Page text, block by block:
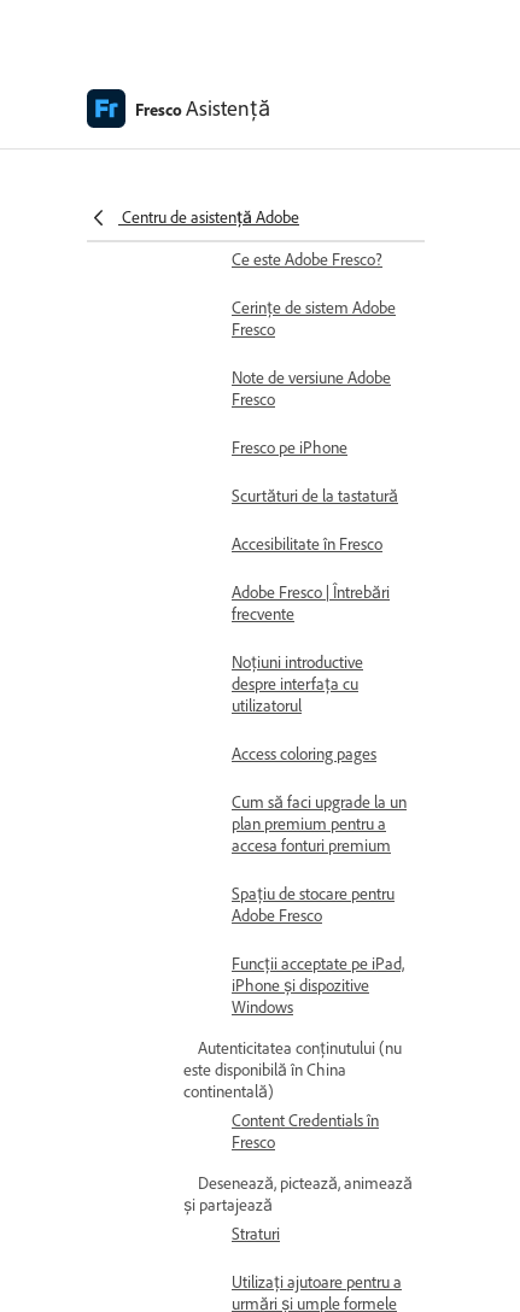
FrescoAsistență
Centru de asistență Adobe
Adobe Fresco Help
Fresco
Ce este Adobe Fresco?
Cerințe de sistem Adobe
Fresco
Note de versiune Adobe
Fresco
Fresco pe iPhone
Scurtături de la tastatură
Accesibilitate în Fresco
Adobe Fresco | Întrebări
frecvente
Noțiuni introductive
despre interfața cu
utilizatorul
Access coloring pages
Cum să faci upgrade la un
plan premium pentru a
accesa fonturi premium
Spațiu de stocare pentru
Adobe Fresco
Funcții acceptate pe iPad,
iPhone și dispozitive
Windows
Autenticitatea conținutului (nu
este disponibilă în China
continentală)
Content Credentials în
Fresco
Desenează, pictează, animează
și partajează
Straturi
Utilizați ajutoare pentru a
urmări și umple formele